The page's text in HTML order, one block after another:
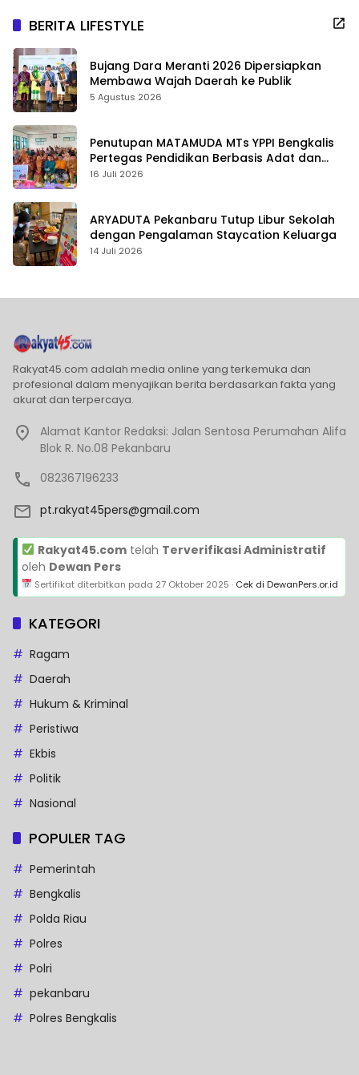
BERITA LIFESTYLE
Bujang Dara Meranti 2026 Dipersiapkan
Membawa Wajah Daerah ke Publik
5 Agustus 2026
Penutupan MATAMUDA MTs YPPI Bengkalis
Pertegas Pendidikan Berbasis Adat dan
Karakter
16 Juli 2026
ARYADUTA Pekanbaru Tutup Libur Sekolah
dengan Pengalaman Staycation Keluarga
14 Juli 2026
Rakyat45.com adalah media online yang terkemuka dan
profesional dalam menyajikan berita berdasarkan fakta yang
akurat dan terpercaya.
Alamat Kantor Redaksi: Jalan Sentosa Perumahan Alifa
Blok R. No.08 Pekanbaru
082367196233
pt.rakyat45pers@gmail.com
Rakyat45.comtelah Terverifikasi Administratif
oleh Dewan Pers
Sertifikat diterbitkan pada 27 Oktober 2025 · Cek di DewanPers.or.id
KATEGORI
Ragam
Daerah
Hukum & Kriminal
Peristiwa
Ekbis
Politik
Nasional
POPULER TAG
Pemerintah
Bengkalis
Polda Riau
Polres
Polri
pekanbaru
Polres Bengkalis